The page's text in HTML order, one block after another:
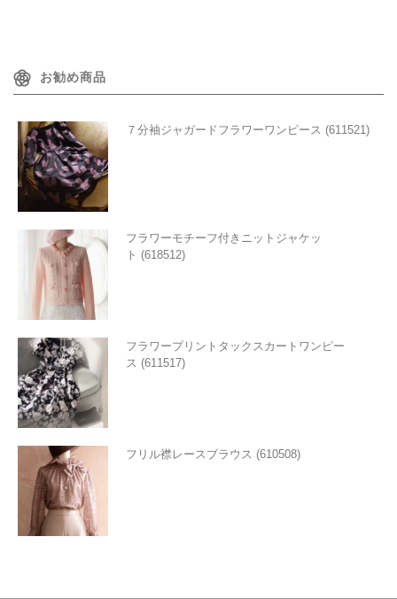
お勧め商品
７分袖ジャガードフラワーワンピース (611521)
フラワーモチーフ付きニットジャケッ
ト (618512)
フラワープリントタックスカートワンピー
ス (611517)
フリル襟レースブラウス (610508)